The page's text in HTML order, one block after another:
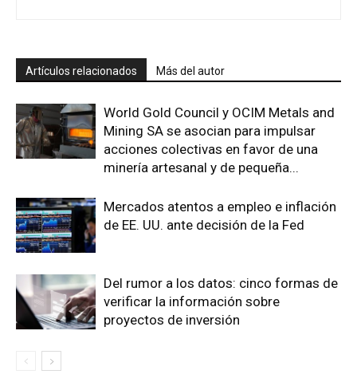
Artículos relacionados Más del autor
World Gold Council y OCIM Metals and
Mining SA se asocian para impulsar
acciones colectivas en favor de una
minería artesanal y de pequeña...
Mercados atentos a empleo e inflación
de EE. UU. ante decisión de la Fed
Del rumor a los datos: cinco formas de
verificar la información sobre
proyectos de inversión